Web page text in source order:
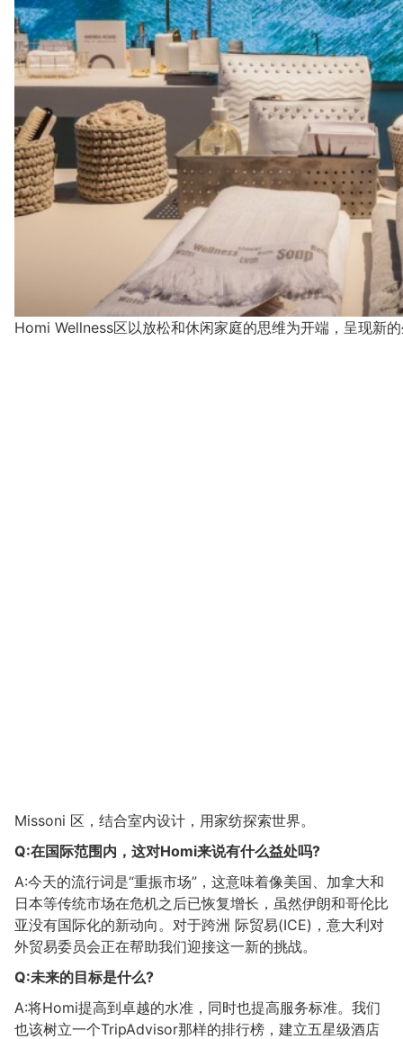
Homi Wellness区以放松和休闲家庭的思维为开端，呈现新
Missoni 区，结合室内设计，用家纺探索世界。
Q:在国际范围内，这对Homi来说有什么益处吗?
A:今天的流行词是“重振市场”，这意味着像美国、加拿大和
日本等传统市场在危机之后已恢复增长，虽然伊朗和哥伦比
亚没有国际化的新动向。对于跨洲 际贸易(ICE)，意大利对
外贸易委员会正在帮助我们迎接这一新的挑战。
Q:未来的目标是什么?
A:将Homi提高到卓越的水准，同时也提高服务标准。我们
也该树立一个TripAdvisor那样的排行榜，建立五星级酒店